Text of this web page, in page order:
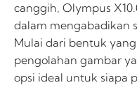
canggih, Olympus
dalam mengabadikan
Mulai dari bentuk
pengolahan gambar
opsi ideal untuk siapa